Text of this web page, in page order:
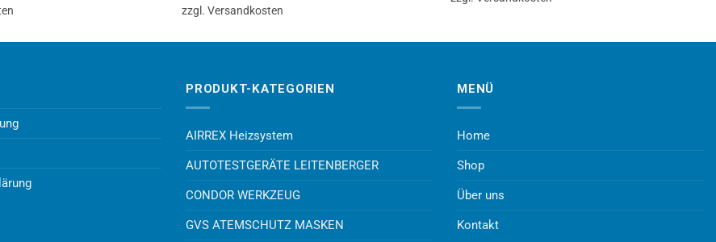
zzgl. Versandkosten
PRODUKT-KATEGORIEN
AIRREX Heizsystem
AUTOTESTGERÄTE LEITENBERGER
CONDOR WERKZEUG
GVS ATEMSCHUTZ MASKEN
MENÜ
Home
Shop
Über uns
Kontakt